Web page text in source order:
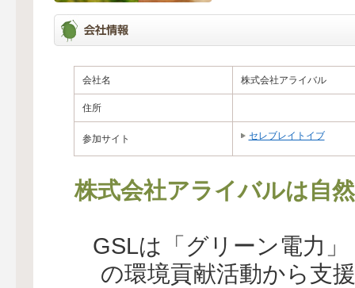
会社名 株式会社アライバル
住所
参加サイト セレブレイトイブ
株式会社アライバルは自
GSLは「グリーン電力
の環境貢献活動から支